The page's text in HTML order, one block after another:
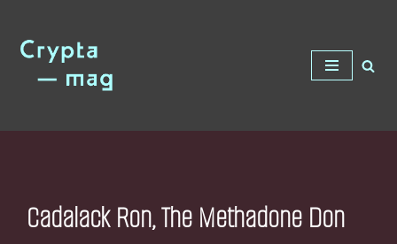
Saltar
contenido
Cadalack Ron, The Methadone Don